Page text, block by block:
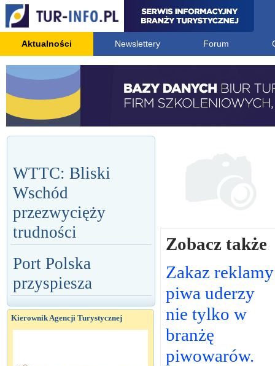
Aktualności Newslettery Forum
WTTC: Bliski
Wschód
przezwycięży
trudności
Port Polska
przyspiesza
Kierownik Agencji Turystycznej
Zobacz także
Zakaz reklamy
piwa uderzy
nie tylko w
branżę
piwowarów.